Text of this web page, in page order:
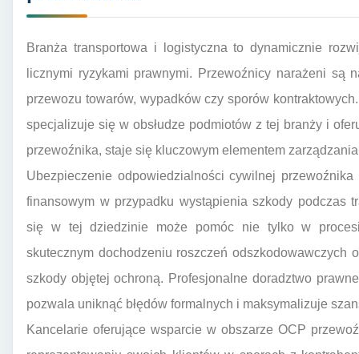
Branża transportowa i logistyczna to dynamicznie
licznymi ryzykami prawnymi. Przewoźnicy narażeni są
przewozu towarów, wypadków czy sporów
specjalizuje się w obsłudze podmiotów z tej branży i
przewoźnika, staje się kluczowym elementem
Ubezpieczenie odpowiedzialności cywilnej
finansowym w przypadku wystąpienia szkody podczas
się w tej dziedzinie może pomóc nie tylko w
skutecznym dochodzeniu roszczeń odszkodowawczych
szkody objętej ochroną. Profesjonalne doradztwo
pozwala uniknąć błędów formalnych i maksymalizuje
Kancelarie oferujące wsparcie w obszarze OCP